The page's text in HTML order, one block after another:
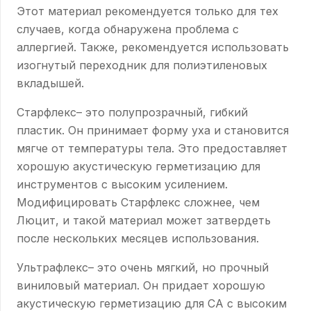
Этот материал рекомендуется только для тех
случаев, когда обнаружена проблема с
аллергией. Также, рекомендуется использовать
изогнутый переходник для полиэтиленовых
вкладышей.
Старфлекс– это полупрозрачный, гибкий
пластик. Он принимает форму уха и становится
мягче от температуры тела. Это предоставляет
хорошую акустическую герметизацию для
инструментов с высоким усилением.
Модифицировать Старфлекс сложнее, чем
Люцит, и такой материал может затвердеть
после нескольких месяцев использования.
Ультрафлекс– это очень мягкий, но прочный
виниловый материал. Он придает хорошую
акустическую герметизацию для СА с высоким